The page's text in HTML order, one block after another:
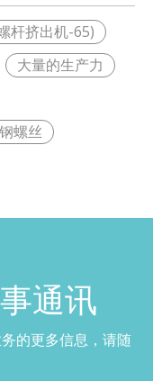
杆挤出机-65)
大量的生产力
螺丝
通讯​​​​​​​
的更多信息，请随